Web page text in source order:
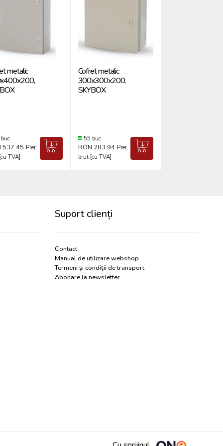
metalic
537.45 Preț
TVA]
Cofret metalic
300x300x200,
SKYBOX
55 buc
RON 283.94 Preț
brut [cu TVA]
Suport clienți
Contact
Manual de utilizare webshop
Termeni și condiții de transport
Abonare la newsletter